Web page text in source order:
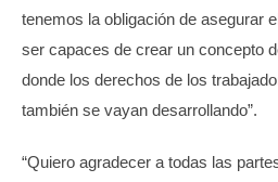
tenemos la obligación de asegurar
ser capaces de crear un concepto
donde los derechos de los
también se vayan desarrollando”.
“Quiero agradecer a todas las